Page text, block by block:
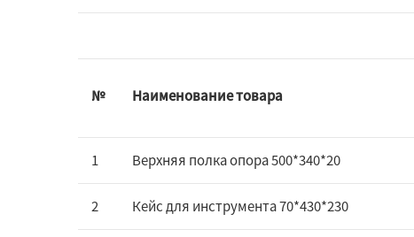
№ Наименование товара
1 Верхняя полка опора 500*340*20
2 Кейс для инструмента 70*430*230